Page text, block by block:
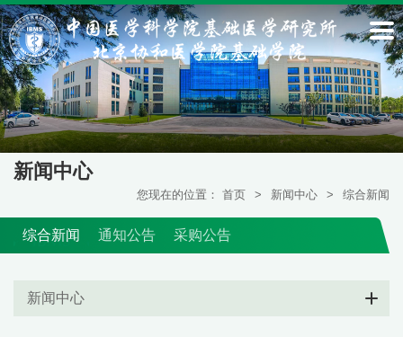
新闻中心
您现在的位置： 首页 > 新闻中心 > 综合新闻
综合新闻 通知公告 采购公告
新闻中心